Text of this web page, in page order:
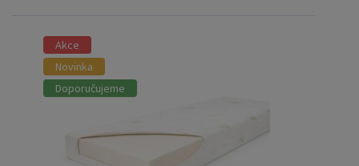
Akce
Novinka
Doporučujeme